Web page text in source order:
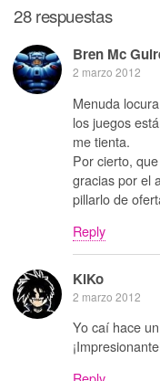
28 respuestas
Bren Mc
2 marzo 2012
Menuda
los juegos
me tienta.
Por cierto,
gracias por el
pillarlo de
Reply
KiKo
2 marzo 2012
Yo caí hace